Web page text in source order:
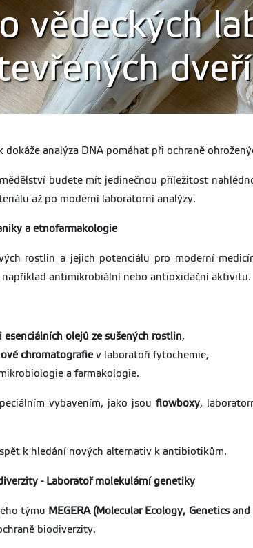
vědeckých
dveří
analýza DNA pomáhat při ochraně
budete mít jedinečnou příležitost
až po moderní laboratorní analýzy.
a etnofarmakologie
rostlin a jejich potenciálu pro moderní
antimikrobiální nebo antioxidační aktivitu.
esenciálních olejů ze sušených rostlin,
chromatografiev laboratoři fytochemie,
a farmakologie.
vybavením, jako jsouflowboxy,
k hledání nových alternativ k antibiotikům.
- Laboratoř molekulární genetiky
týmu MEGERA (Molecular Ecology, Genetics
biodiverzity.